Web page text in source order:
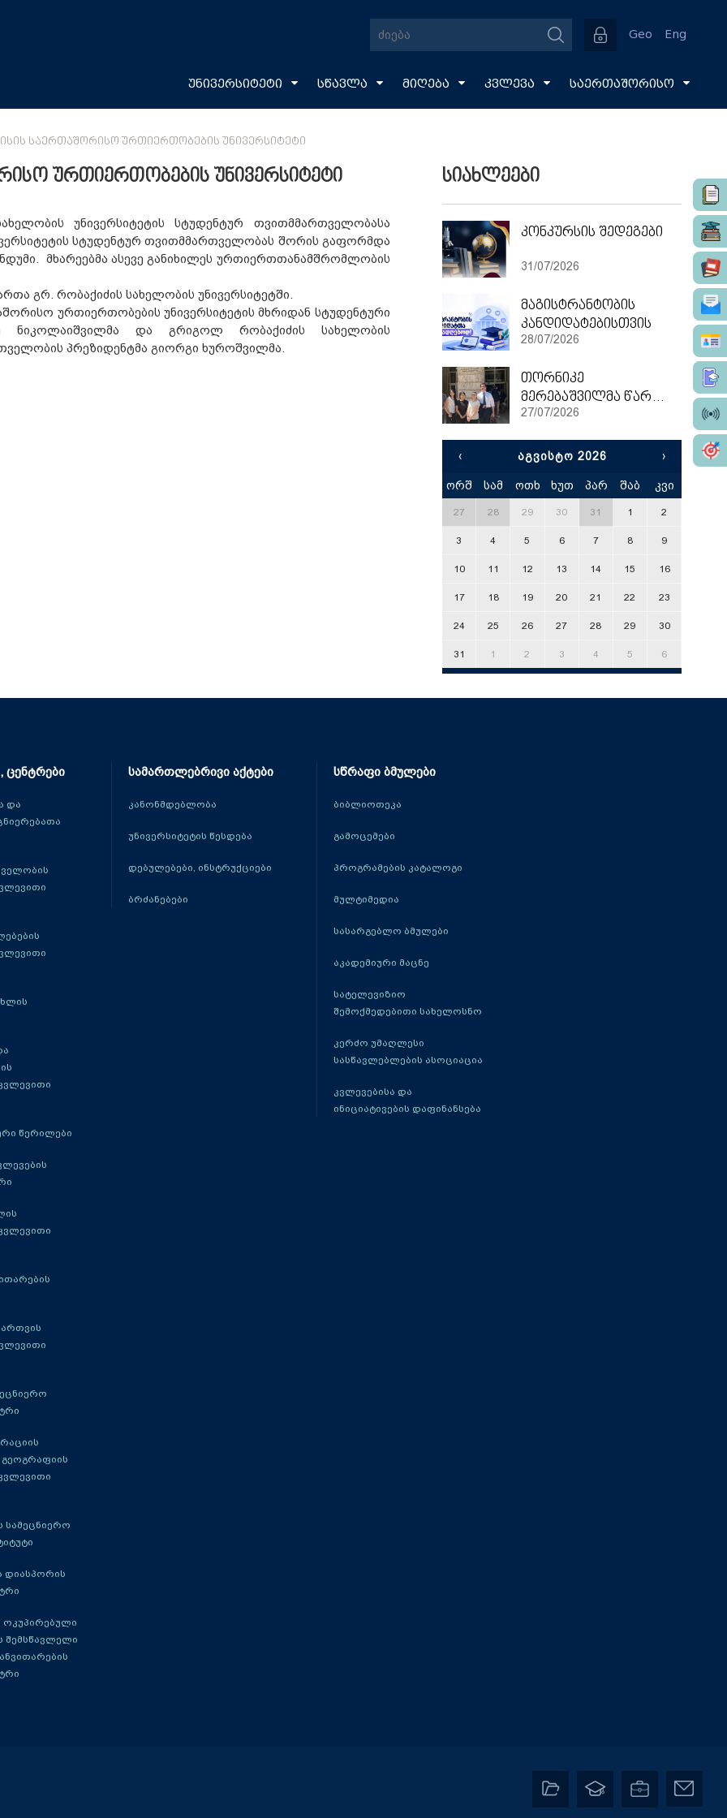
Geo Eng
უნივერსიტეტი სწავლა მიღება კვლევა საერთაშორისო
ᲡᲐᲔᲠᲗᲐᲨᲝᲠᲘᲡᲝ ᲣᲠᲗᲘᲔᲠᲗᲝᲑᲔᲑᲘᲡ ᲣᲜᲘᲕᲔᲠᲡᲘᲢᲔᲢᲘ
ურთიერთობების უნივერსიტეტი
უნივერსიტეტის სტუდენტურ თვითმმართველობასა
სტუდენტურ თვითმმართველობას შორის გაფორმდა
მხარეებმა ასევე განიხილეს ურთიერთთანამშრომლობის
გრ. რობაქიძის სახელობის უნივერსიტეტში.
ურთიერთობების უნივერსიტეტის მხრიდან სტუდენტური
ნიკოლაიშვილმა და გრიგოლ რობაქიძის სახელობის
პრეზიდენტმა გიორგი ხუროშვილმა.
სიახლეები
კონკურსის შედეგები
31/07/2026
მაგისტრანტობის
კანდიდატებისთვის
28/07/2026
თორნიკე
მერებაშვილმა წარჩინებით დაასრულა ეტვოშ ლორანის უნივერსიტეტის სამაგისტრო პროგრამა
27/07/2026
‹ ᲐᲒᲕᲘᲡᲢᲝ 2026 ›
ორშ სამ ოთხ ხუთ პარ შაბ კვი
27 28 29 30 31 1 2
3 4 5 6 7 8 9
10 11 12 13 14 15 16
17 18 19 20 21 22 23
24 25 26 27 28 29 30
31 1 2 3 4 5 6
ცენტრები
და
წერილები
სამეცნიერო
დიასპორის
შემსწავლელი
სამართლებრივი აქტები
კანონმდებლობა
უნივერსიტეტის წესდება
დებულებები, ინსტრუქციები
ბრძანებები
სწრაფი ბმულები
ბიბლიოთეკა
გამოცემები
პროგრამების კატალოგი
მულტიმედია
სასარგებლო ბმულები
აკადემიური მაცნე
სატელევიზიო
შემოქმედებითი სახელოსნო
კერძო უმაღლესი
სასწავლებლების ასოციაცია
კვლევებისა და
ინიციატივების დაფინანსება